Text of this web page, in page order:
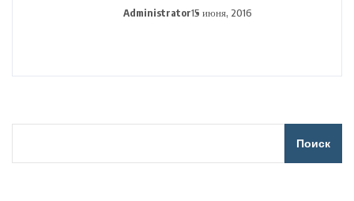
Administrator15 июня, 2016
Поиск